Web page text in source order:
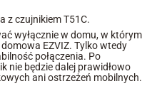
z czujnikiem T51C.
wyłącznie w domu, w którym
EZVIZ. Tylko wtedy
połączenia. Po
nie będzie dalej prawidłowo
ani ostrzeżeń mobilnych.